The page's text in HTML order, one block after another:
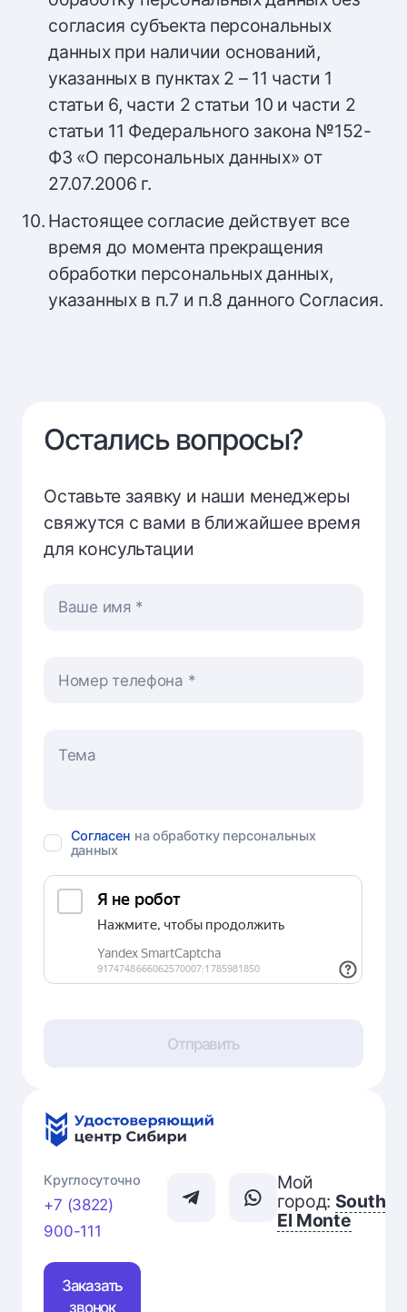
согласия субъекта персональных
данных при наличии оснований,
указанных в пунктах 2 – 11 части 1
статьи 6, части 2 статьи 10 и части 2
статьи 11 Федерального закона №152-
ФЗ «О персональных данных» от
27.07.2006 г.
Настоящее согласие действует все
время до момента прекращения
обработки персональных данных,
указанных в п.7 и п.8 данного Согласия.
Остались вопросы?
Оставьте заявку и наши менеджеры
свяжутся с вами в ближайшее время
для консультации
Ваше имя
Номер телефона
Согласен на обработку персональных
данных
Отправить
Круглосуточно
+7 (3822)
900-111
Заказать
звонок
Мой
город: South
El Monte